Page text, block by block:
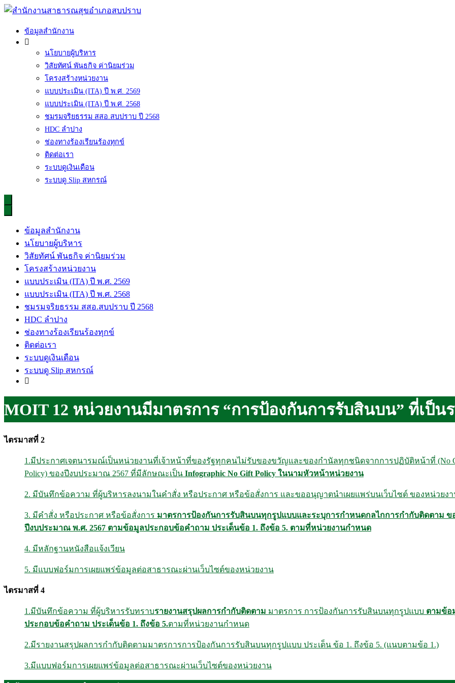
Skip
content
สำนักงานสาธารณสุขอำเภอสบปราบ
ข้อมูลสำนักงาน
นโยบายผู้บริหาร
วิสัยทัศน์ พันธกิจ ค่านิยมร่วม
โครงสร้างหน่วยงาน
แบบประเมิน (ITA) ปี พ.ศ. 2569
แบบประเมิน (ITA) ปี พ.ศ. 2568
ชมรมจริยธรรม สสอ.สบปราบ ปี 2568
HDC ลำปาง
ช่องทางร้องเรียนร้องทุกข์
ติดต่อเรา
ระบบดูเงินเดือน
ระบบดู Slip สหกรณ์
ข้อมูลสำนักงาน
นโยบายผู้บริหาร
วิสัยทัศน์ พันธกิจ ค่านิยมร่วม
โครงสร้างหน่วยงาน
แบบประเมิน (ITA) ปี พ.ศ. 2569
แบบประเมิน (ITA) ปี พ.ศ. 2568
ชมรมจริยธรรม สสอ.สบปราบ ปี 2568
HDC ลำปาง
ช่องทางร้องเรียนร้องทุกข์
ติดต่อเรา
ระบบดูเงินเดือน
ระบบดู Slip สหกรณ์
MOIT 12 หน่วยงานมีมาตรการ “การป้องกันการรับสินบน” ที่เป็น
ไตรมาสที่ 2
1.มีประกาศเจตนารมณ์เป็นหน่วยงานที่เจ้าหน้าที่ของรัฐทุกคนไม่รับของขวัญและของกำนัลทุกชนิดจากการปฏิบัติหน้าที่ (No
Policy) ของปีงบประมาณ 2567 ที่มีลักษณะเป็น Infographic No Gift Policy ในนามหัวหน้าหน่วยงาน
2. มีบันทึกข้อความ ที่ผู้บริหารลงนามในคำสั่ง หรือประกาศ หรือข้อสั่งการ และขออนุญาตนำเผยแพร่บนเว็บไซต์ ของหน่วยง
3. มีคำสั่ง หรือประกาศ หรือข้อสั่งการ มาตรการป้องกันการรับสินบนทุกรูปแบบและระบุการกำหนดกลไกการกำกับติดตาม ข
ปีงบประมาณ พ.ศ. 2567 ตามข้อมูลประกอบข้อคำถาม ประเด็นข้อ 1. ถึงข้อ 5. ตามที่หน่วยงานกำหนด
4. มีหลักฐานหนังสือแจ้งเวียน
5. มีแบบฟอร์มการเผยแพร่ข้อมูลต่อสาธารณะผ่านเว็บไซต์ของหน่วยงาน
ไตรมาสที่ 4
1.มีบันทึกข้อความ ที่ผู้บริหารรับทราบรายงานสรุปผลการกำกับติดตาม มาตรการ การป้องกันการรับสินบนทุกรูปแบบ ตามข้อ
ประกอบข้อคำถาม ประเด็นข้อ 1. ถึงข้อ 5.ตามที่หน่วยงานกำหนด
2.มีรายงานสรุปผลการกำกับติดตามมาตรการการป้องกันการรับสินบนทุกรูปแบบ ประเด็น ข้อ 1. ถึงข้อ 5. (แนบตามข้อ 1.)
3.มีแบบฟอร์มการเผยแพร่ข้อมูลต่อสาธารณะผ่านเว็บไซต์ของหน่วยงาน